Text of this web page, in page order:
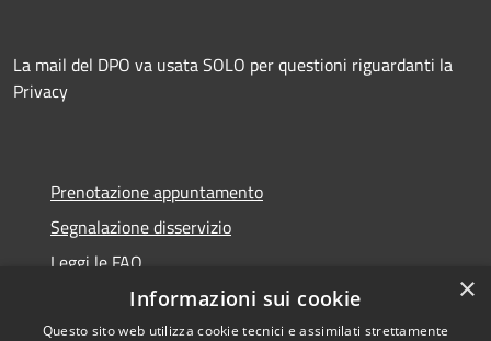
La mail del DPO va usata SOLO per questioni riguardanti la
Privacy
Prenotazione appuntamento
Segnalazione disservizio
Leggi le FAQ
Richiesta assistenza
×
Informazioni sui cookie
Questo sito web utilizza cookie tecnici e assimilati strettamente